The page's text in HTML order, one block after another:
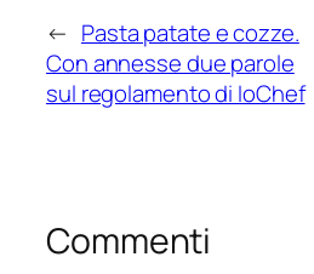
← Pasta patate e cozze.
Con annesse due parole
sul regolamento di IoChef
Commenti